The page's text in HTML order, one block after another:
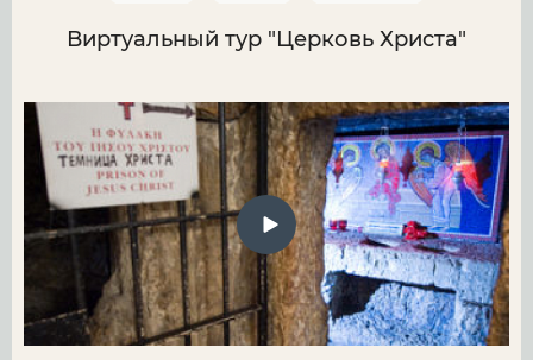
Виртуальный тур "Церковь Христа"